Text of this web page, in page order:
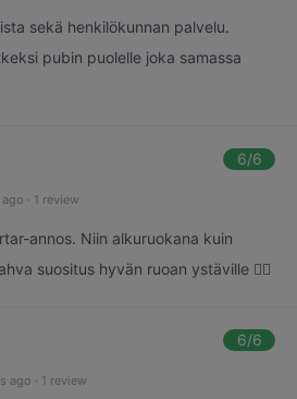
sekä henkilökunnan palvelu.
pubin puolelle joka samassa
6/6
· 1 review
annos. Niin alkuruokana kuin
suositus hyvän ruoan ystäville 👌🏻
6/6
ago · 1 review